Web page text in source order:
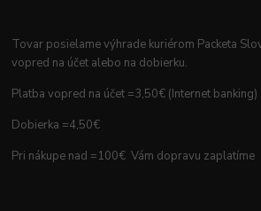
Tovar posielame výhrade kuriérom Packeta
vopred na účet alebo na dobierku.
Platba vopred na účet =3,50€ (Internet banking)
Dobierka =4,50€
Pri nákupe nad =100€ Vám dopravu zaplatíme